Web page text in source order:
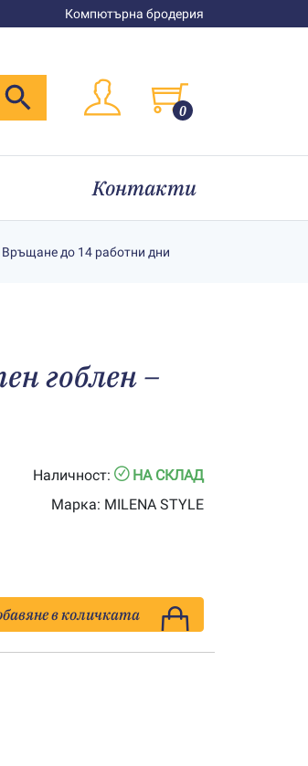
Компютърна бродерия
0
Контакти
Връщане до 14 работни дни
гоблен –
Наличност:
НА СКЛАД
Марка: MILENA STYLE
в количката